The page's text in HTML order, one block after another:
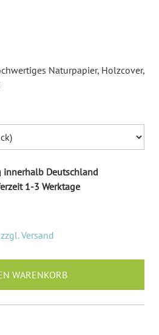
Naturpapier, Holzcover,
innerhalb Deutschland
1-3 Werktage
zzgl. Versand
WARENKORB